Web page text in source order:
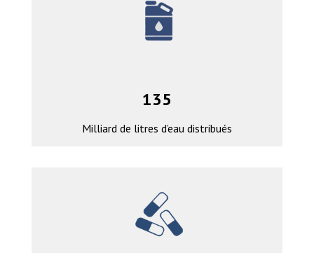
135
Milliard de litres d’eau distribués